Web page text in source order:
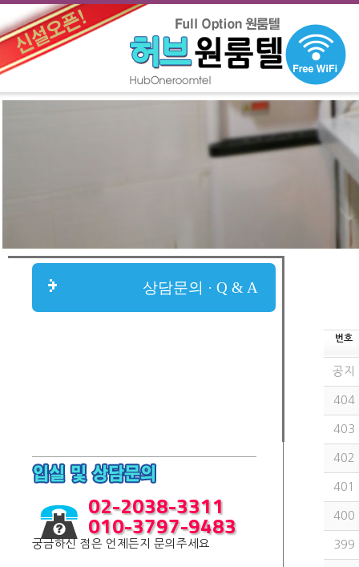
상담문의 · Q & A
02-2038-3311
010-3797-9483
궁금하신 점은 언제든지 문의주세요
번호
공지
404
403
402
401
400
399